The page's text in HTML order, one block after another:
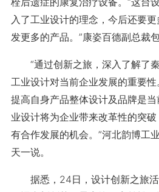
入了工业设计的理念，今后还要
发更多的产品。”康姿百德副总裁包
“通过创新之旅，深入了解了
工业设计对当前企业发展的重要性
提高自身产品整体设计及品牌是
业设计将为企业带来改革性的突
有合作发展的机会。”河北韵博工
天一说。
据悉，24日，设计创新之旅活